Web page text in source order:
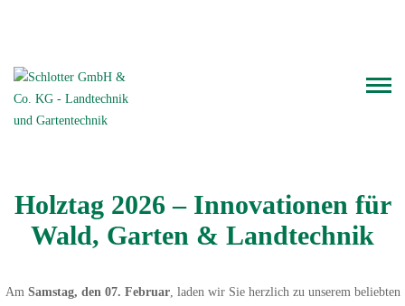
Holztag 2026 – Innovationen für
Wald, Garten & Landtechnik
Am Samstag, den 07. Februar, laden wir Sie herzlich zu unserem beliebten